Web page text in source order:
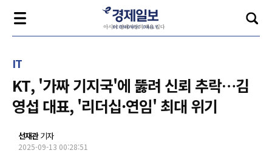
IT
KT, '가짜 기지국'에 뚫려 신뢰 추락…김
영섭 대표, '리더십·연임' 최대 위기
선재관기자
2025-09-13 00:28:51